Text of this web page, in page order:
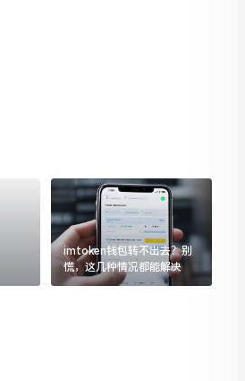
imtoken钱包转不出去？别
慌，这几种情况都能解决